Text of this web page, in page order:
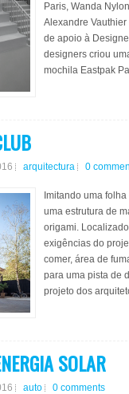
Paris, Wanda
Alexandre
de apoio à
designers criou
mochila Eastpak
arquitectura 0
Imitando uma
uma estrutura de
origami.
exigências do
comer, área de
para uma pista de
projeto dos
SOLAR
auto 0 comments